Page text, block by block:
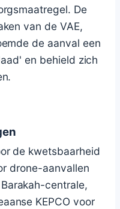
De
van de VAE,
de aanval een
en behield zich
de kwetsbaarheid
drone-aanvallen
centrale,
KEPCO voor